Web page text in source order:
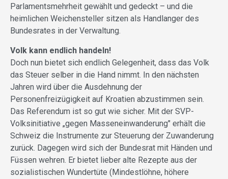
Parlamentsmehrheit gewählt und gedeckt – und die
heimlichen Weichensteller sitzen als Handlanger des
Bundesrates in der Verwaltung.
Volk kann endlich handeln!
Doch nun bietet sich endlich Gelegenheit, dass das Volk
das Steuer selber in die Hand nimmt. In den nächsten
Jahren wird über die Ausdehnung der
Personenfreizügigkeit auf Kroatien abzustimmen sein.
Das Referendum ist so gut wie sicher. Mit der SVP-
Volksinitiative „gegen Masseneinwanderung" erhält die
Schweiz die Instrumente zur Steuerung der Zuwanderung
zurück. Dagegen wird sich der Bundesrat mit Händen und
Füssen wehren. Er bietet lieber alte Rezepte aus der
sozialistischen Wundertüte (Mindestlöhne, höhere